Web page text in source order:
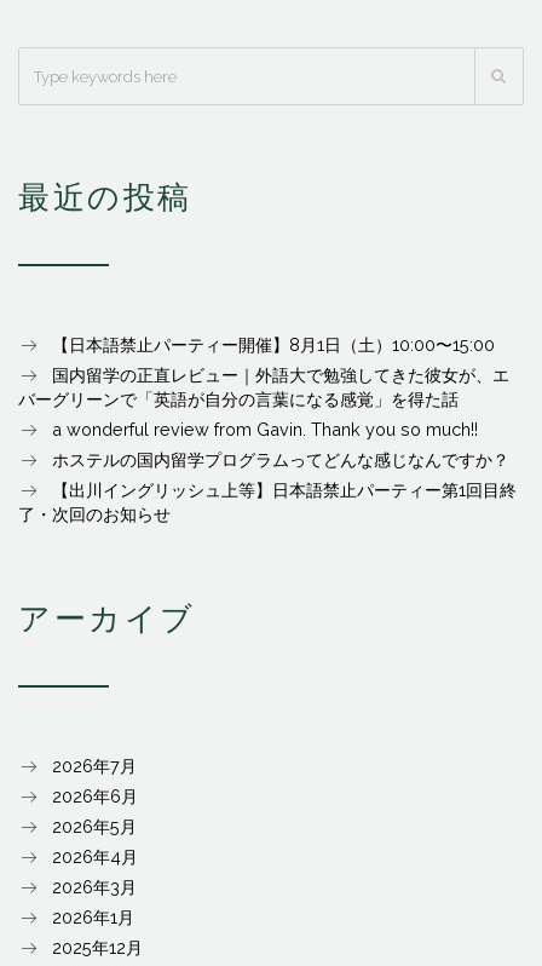
最近の投稿
【日本語禁止パーティー開催】8月1日（土）10:00〜15:00
国内留学の正直レビュー｜外語大で勉強してきた彼女が、エ
バーグリーンで「英語が自分の言葉になる感覚」を得た話
a wonderful review from Gavin. Thank you so much!!
ホステルの国内留学プログラムってどんな感じなんですか？
【出川イングリッシュ上等】日本語禁止パーティー第1回目終
了・次回のお知らせ
アーカイブ
2026年7月
2026年6月
2026年5月
2026年4月
2026年3月
2026年1月
2025年12月